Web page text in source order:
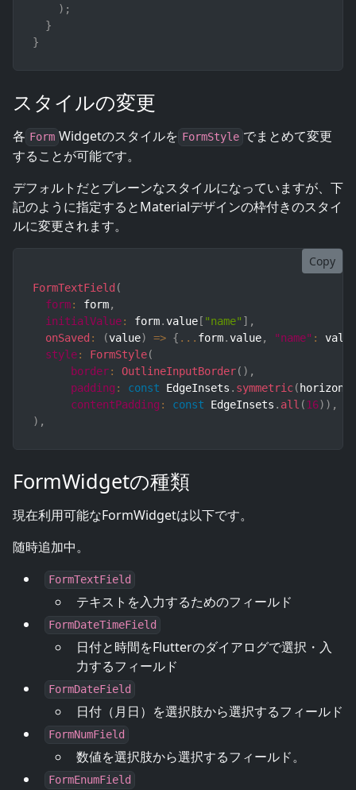
) ;
}
}
スタイルの変更
各 Form Widgetのスタイルを FormStyle でまとめて変更
することが可能です。
デフォルトだとプレーンなスタイルになっていますが、下
記のように指定するとMaterialデザインの枠付きのスタイ
ルに変更されます。
Copy
FormTextField (
form: form,
initialValue: form.value [ "name" ] ,
onSaved : (value) => { ... form.value, "name" :
value
style: FormStyle(
border: OutlineInputBorder( ) ,
padding : const EdgeInsets . symmetric(
contentPadding : const EdgeInsets . all (16) ) ,
) ,
FormWidgetの種類
現在利用可能なFormWidgetは以下です。
随時追加中。
FormTextField
テキストを入力するためのフィールド
FormDateTimeField
日付と時間をFlutterのダイアログで選択・入
力するフィールド
FormDateField
日付（月日）を選択肢から選択するフィールド
FormNumField
数値を選択肢から選択するフィールド。
FormEnumField